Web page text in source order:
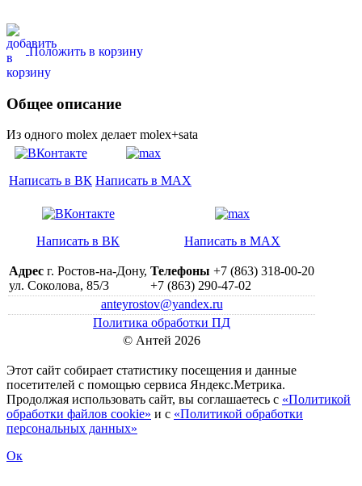
Положить в корзину
Общее описание
Из одного molex делает molex+sata
Написать в ВК Написать в MAX
Написать в ВК Написать в MAX
Адрес г. Ростов-на-Дону,
ул. Соколова, 85/3
Телефоны +7 (863) 318-00-20
+7 (863) 290-47-02
anteyrostov@yandex.ru
Политика обработки ПД
© Антей 2026
Этот сайт собирает статистику посещения и данные
посетителей c помощью сервиса Яндекс.Метрика.
Продолжая использовать сайт, вы соглашаетесь с «Политикой
обработки файлов cookie» и с «Политикой обработки
персональных данных»
Ок